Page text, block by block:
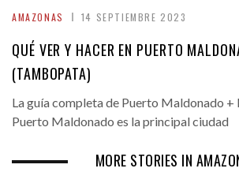
AMAZONAS 14 SEPTIEMBRE 2023
QUÉ VER Y HACER EN PUERTO
(TAMBOPATA)
La guía completa de Puerto Maldonado +
Puerto Maldonado es la principal ciudad
MORE STORIES IN